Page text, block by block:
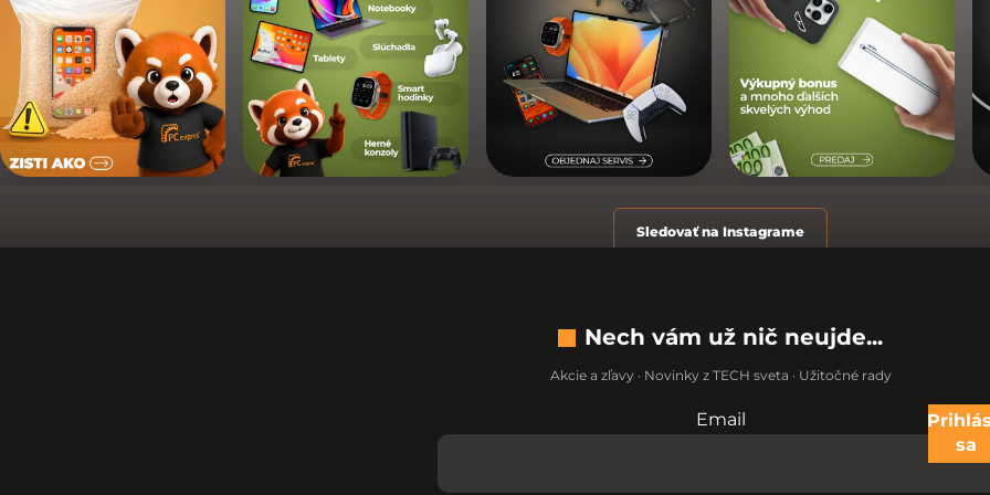
Sledovať na Instagrame
Nech vám už nič neujde...
Akcie a zľavy · Novinky z TECH sveta · Užitočné rady
Nevypĺňajte toto pole:
Email
sa